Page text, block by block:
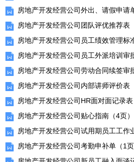
房地产开发经营公司外出、请假申请
房地产开发经营公司团队评优推荐表
房地产开发经营公司员工绩效管理标
房地产开发经营公司员工外派培训审
房地产开发经营公司劳动合同续签审
房地产开发经营公司内部讲师评价表
房地产开发经营公司HR面对面记录
房地产开发经营公司贴心指南（4页
房地产开发经营公司试用期员工工作
房地产开发经营公司考勤申补单（1